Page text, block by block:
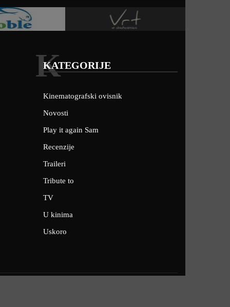
KATEGORIJE
K
Kinematografski ovisnik
Novosti
Play it again Sam
Recenzije
Traileri
Tribute to
TV
U kinima
Uskoro